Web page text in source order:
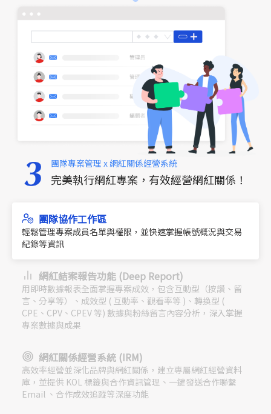
團隊專案管理 x 網紅關係經營系統
完美執行網紅專案，有效經營網紅關係！
團隊協作工作區
輕鬆管理專案成員名單與權限，並快速掌握帳號概況與交易
紀錄等資訊
網紅結案報告功能 (Deep Report)
用即時數據報表全面掌握專案成效，包含互動型（按讚、留
言、分享等）、成效型 ( 互動率、觀看率等 )、轉換型 (
CPE、CPV、CPEV 等) 數據與粉絲留言內容分析，深入掌握
專案數據與成果
網紅關係經營系統 (IRM)
高效率經營並深化品牌與網紅關係，建立專屬網紅經營資料
庫，並提供 KOL 標籤與合作資訊管理、一鍵發送合作聯繫
Email 、合作成效追蹤等深度功能